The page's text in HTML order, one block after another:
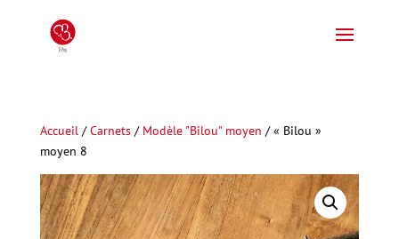
Accueil/Carnets/ Modèle "Bilou" moyen / « Bilou »
moyen 8